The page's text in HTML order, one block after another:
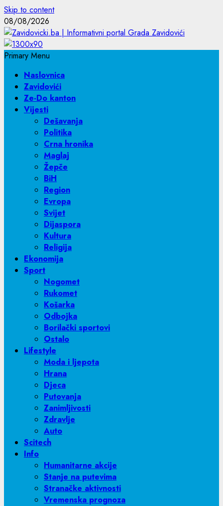
Skip to content
08/08/2026
Primary Menu
Naslovnica
Zavidovići
Ze-Do kanton
Vijesti
Dešavanja
Politika
Crna hronika
Maglaj
Žepče
BiH
Region
Evropa
Svijet
Dijaspora
Kultura
Religija
Ekonomija
Sport
Nogomet
Rukomet
Košarka
Odbojka
Borilački sportovi
Ostalo
Lifestyle
Moda i ljepota
Hrana
Djeca
Putovanja
Zanimljivosti
Zdravlje
Auto
Scitech
Info
Humanitarne akcije
Stanje na putevima
Stranačke aktivnosti
Vremenska prognoza